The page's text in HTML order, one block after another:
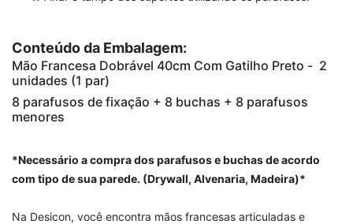
Conteúdo da Embalagem:
Mão Francesa Dobrável 40cm Com Gatilho Preto - 2
unidades (1 par)
8 parafusos de fixação + 8 buchas + 8 parafusos
menores
*Necessário a compra dos parafusos e buchas de acordo
com tipo de sua parede. (Drywall, Alvenaria, Madeira)*
Na Desicon, você encontra mãos francesas articuladas e